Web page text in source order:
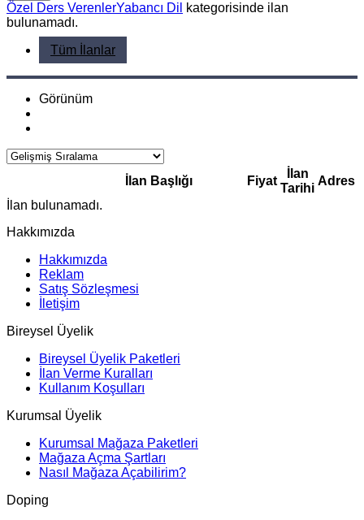
Özel Ders VerenlerYabancı Dil
kategorisinde ilan
bulunamadı.
Tüm İlanlar
Görünüm
İlan Başlığı Fiyat
İlan
Tarihi
Adres
İlan bulunamadı.
Hakkımızda
Hakkımızda
Reklam
Satış Sözleşmesi
İletişim
Bireysel Üyelik
Bireysel Üyelik Paketleri
İlan Verme Kuralları
Kullanım Koşulları
Kurumsal Üyelik
Kurumsal Mağaza Paketleri
Mağaza Açma Şartları
Nasıl Mağaza Açabilirim?
Doping